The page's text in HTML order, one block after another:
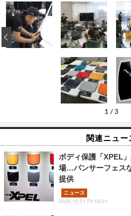
1 / 3
‹
関連ニュー
ボディ保護「XPEL
場…パンサーフェス
提供
ニュース
2025.10.31 Fri 16:01